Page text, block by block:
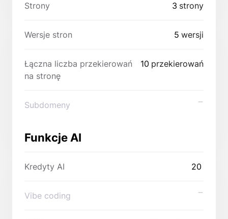
Strony 3 strony
Wersje stron 5 wersji
Łączna liczba przekierowań
na stronę
10 przekierowań
Subdomeny
Funkcje AI
Kredyty AI 20
Vibe coding